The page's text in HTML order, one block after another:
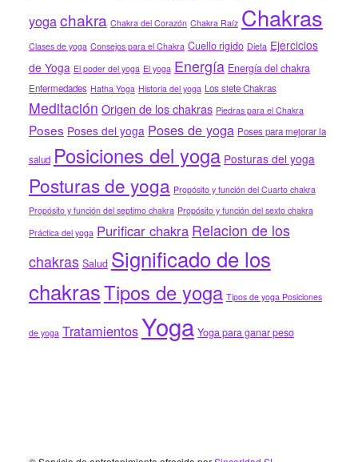
yogachakra Chakra del Corazón Chakra Raíz Chakras
Clases de yoga Consejos para el Chakra Cuello rigido Dieta Ejercicios
de Yoga El poder del yoga El yoga Energía Energía del chakra
Enfermedades Hatha Yoga Historia del yoga Los siete Chakras
Meditación Origen de los chakras Piedras para el Chakra
Poses Poses del yoga Poses de yoga Poses para mejorar la
salud Posiciones del yoga Posturas del yoga
Posturas de yoga Propósito y función del Cuarto chakra
Propósito y función del septimo chakra Propósito y función del sexto chakra
Práctica del yoga Purificar chakra Relacion de los
chakras Salud Significado de los
chakrasTipos de yoga Tipos de yoga Posiciones
de yoga TratamientosYoga Yoga para ganar peso